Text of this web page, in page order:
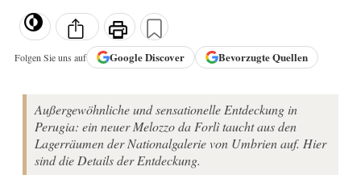
Folgen Sie uns auf GoogleDiscover Bevorzugte Quellen
Außergewöhnliche und sensationelle Entdeckung in
Perugia: ein neuer Melozzo da Forlì taucht aus den
Lagerräumen der Nationalgalerie von Umbrien auf. Hier
sind die Details der Entdeckung.